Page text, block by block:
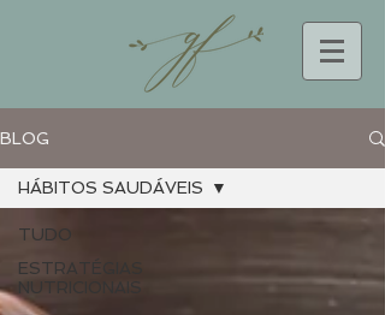
BLOG
TUDO
ESTRATÉGIAS
NUTRICIONAIS
HÁBITOS SAUDÁVEIS